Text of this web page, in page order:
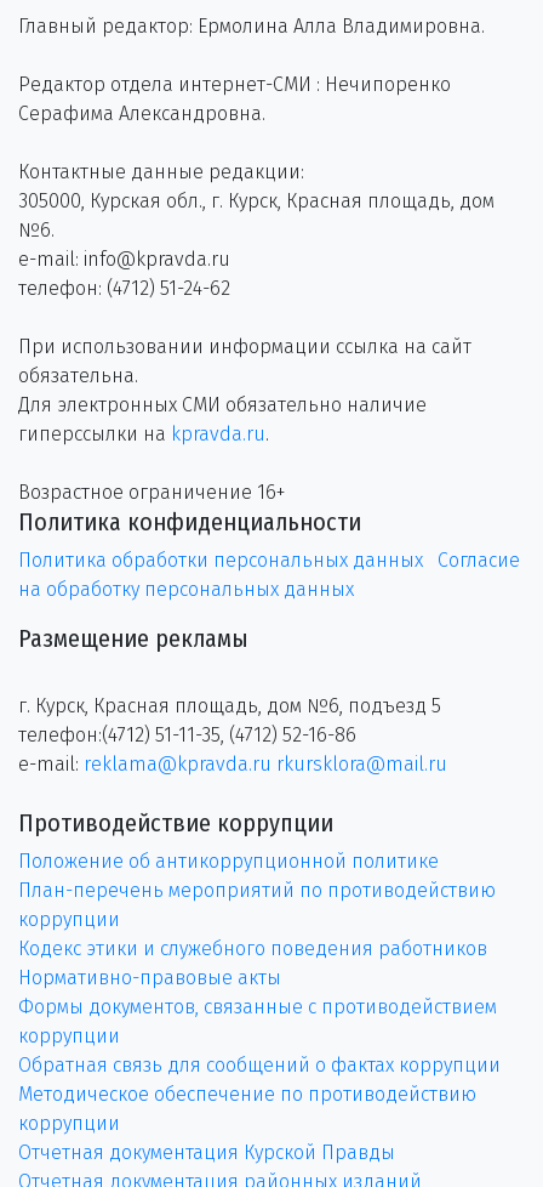
Главный редактор: Ермолина Алла Владимировна.
Редактор отдела интернет-СМИ : Нечипоренко
Серафима Александровна.
Контактные данные редакции:
305000, Курская обл., г. Курск, Красная площадь, дом
№6.
e-mail: info@kpravda.ru
телефон: (4712) 51-24-62
При использовании информации ссылка на сайт
обязательна.
Для электронных СМИ обязательно наличие
гиперссылки на kpravda.ru.
Возрастное ограничение 16+
Политика конфиденциальности
Политика обработки персональных данных
Согласие
на обработку персональных данных
Размещение рекламы
г. Курск, Красная площадь, дом №6, подъезд 5
телефон:(4712) 51-11-35, (4712) 52-16-86
e-mail: reklama@kpravda.ru rkursklora@mail.ru
Противодействие коррупции
Положение об антикоррупционной политике
План-перечень мероприятий по противодействию
коррупции
Кодекс этики и служебного поведения работников
Нормативно-правовые акты
Формы документов, связанные с противодействием
коррупции
Обратная связь для сообщений о фактах коррупции
Методическое обеспечение по противодействию
коррупции
Отчетная документация Курской Правды
Отчетная документация районных изданий